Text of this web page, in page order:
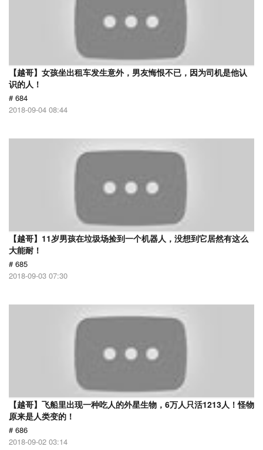
【越哥】女孩坐出租车发生意外，男友悔恨不已，因为司机是他认
识的人！
# 684
2018-09-04 08:44
【越哥】11岁男孩在垃圾场捡到一个机器人，没想到它居然有这么
大能耐！
# 685
2018-09-03 07:30
【越哥】飞船里出现一种吃人的外星生物，6万人只活1213人！怪物
原来是人类变的！
# 686
2018-09-02 03:14